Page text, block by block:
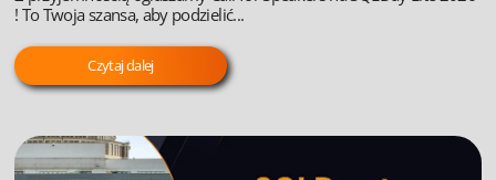
! To Twoja szansa, aby podzielić...
Czytaj dalej